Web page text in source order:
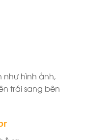
hình ảnh,
trái sang bên